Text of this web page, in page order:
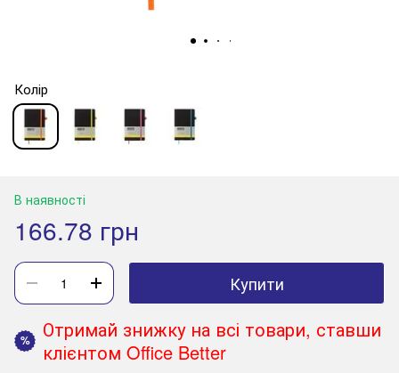
Колір
В наявності
166.78 грн
Купити
%
Отримай знижку на всі товари, ставши
клієнтом Office Better